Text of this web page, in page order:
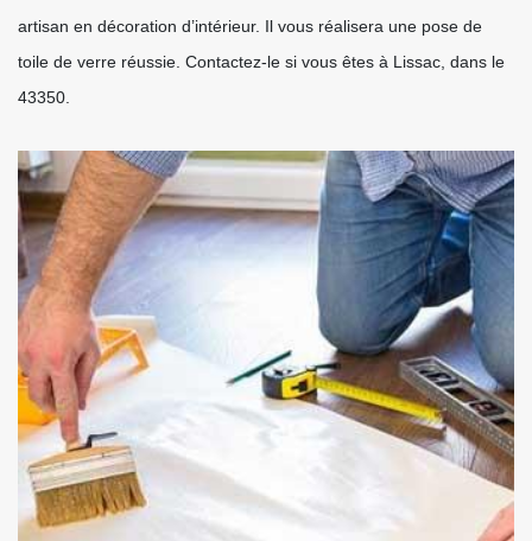
artisan en décoration d’intérieur. Il vous réalisera une pose de
toile de verre réussie. Contactez-le si vous êtes à Lissac, dans le
43350.